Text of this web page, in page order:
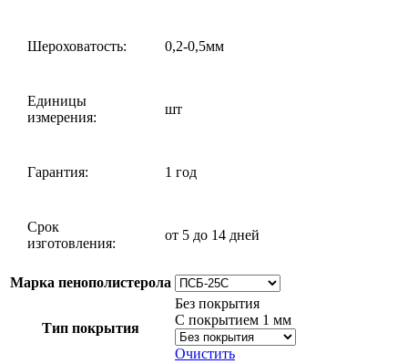
Шероховатость: 0,2-0,5мм
Единицы
измерения:
шт
Гарантия: 1 год
Срок
изготовления:
от 5 до 14 дней
Марка пенополистерола
Тип покрытия
Без покрытия
С покрытием 1 мм
Очистить